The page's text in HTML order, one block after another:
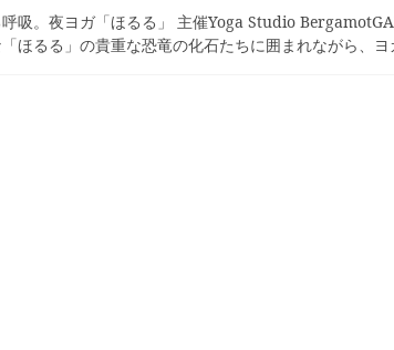
吸。夜ヨガ「ほるる」 主催Yoga Studio
ほるる」の貴重な恐竜の化石たちに囲まれながら、